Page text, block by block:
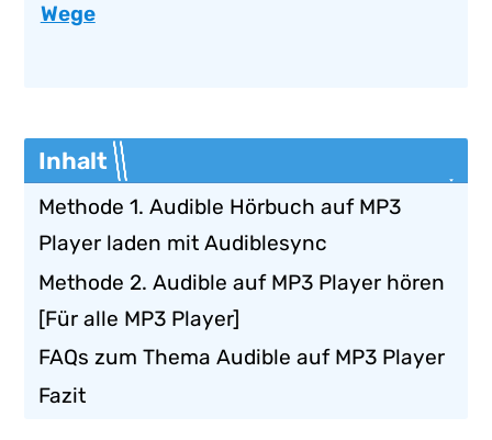
Wege
Inhalt
Methode 1. Audible Hörbuch auf MP3
Player laden mit Audiblesync
Methode 2. Audible auf MP3 Player hören
[Für alle MP3 Player]
FAQs zum Thema Audible auf MP3 Player
Fazit